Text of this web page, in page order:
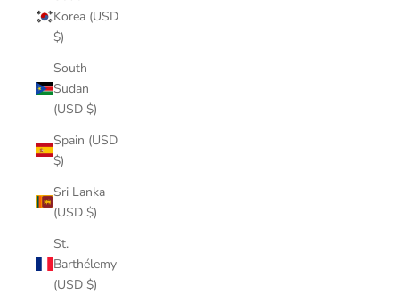
Korea (USD
$)
South
Sudan
(USD $)
Spain (USD
$)
Sri Lanka
(USD $)
St.
Barthélemy
(USD $)